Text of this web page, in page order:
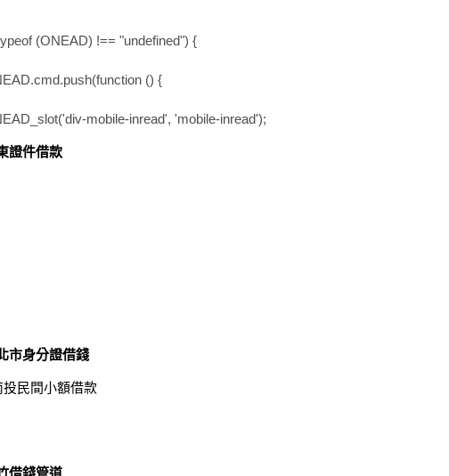
(ONEAD) !== "undefined") {
() {
mobile-inread', 'mobile-inread');
證件借款
市身分證借錢
投民間小額借款
借錢管道